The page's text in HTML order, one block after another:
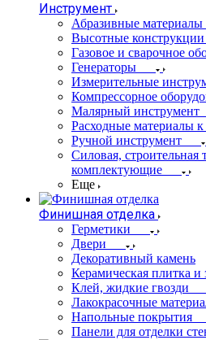
Инструмент
Абразивные материалы
Высотные конструкции
Газовое и сварочное
Генераторы
Измерительные
Компрессорное
Малярный инструмент
Расходные материалы
Ручной инструмент
Силовая, строительная
комплектующие
Еще
Финишная отделка
Герметики
Двери
Декоративный камень
Керамическая плитка и
Клей, жидкие гвозди
Лакокрасочные
Напольные покрытия
Панели для отделки